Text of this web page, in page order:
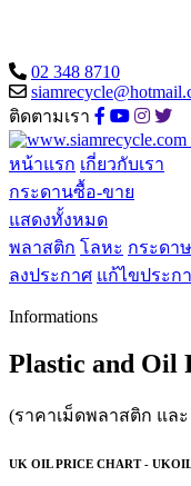
02 348 8710
ติดตามเรา
หน้าแรก เกี่ยวกับเรา
กระดานซื้อ-ขาย
แสดงทั้งหมด
พลาสติก โลหะ กระดาษ
ลงประกาศ แก้ไขประก
Informations
Plastic and Oil
(ราคาเม็ดพลาสติก แล
UK OIL PRICE CHART -